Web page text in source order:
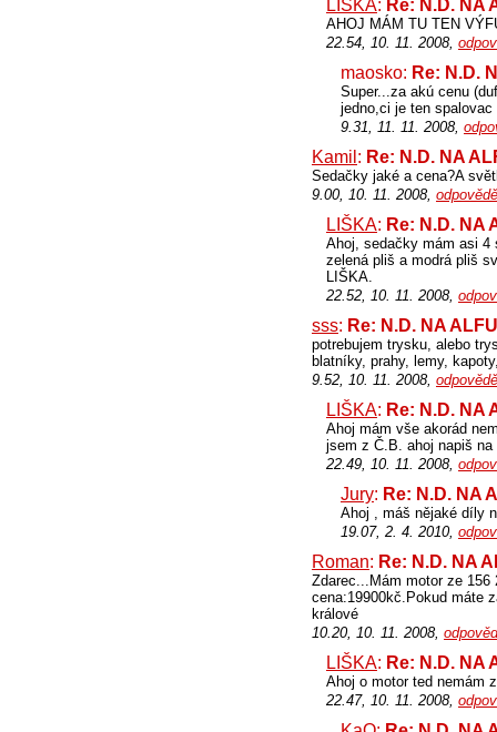
LIŠKA: Re: N.D. NA
AHOJ MÁM TU TEN
22.54, 10. 11. 2008,
maosko: Re: N.D.
Super...za akú cenu
jedno,ci je ten
9.31, 11. 11. 2008,
Kamil : Re: N.D. NA
Sedačky jaké a cena?A
9.00, 10. 11. 2008,
LIŠKA: Re: N.D. NA
Ahoj, sedačky mám asi 4
zelená pliš a modrá pliš
LIŠKA.
22.52, 10. 11. 2008,
sss: Re: N.D. NA
potrebujem trysku, alebo
blatníky, prahy, lemy,
9.52, 10. 11. 2008,
LIŠKA: Re: N.D. NA
Ahoj mám vše akorád
jsem z Č.B. ahoj napiš
22.49, 10. 11. 2008,
Jury: Re: N.D. NA
Ahoj , máš nějaké díly
19.07, 2. 4. 2010,
Roman: Re: N.D. NA
Zdarec...Mám motor ze
cena:19900kč.Pokud máte
králové
10.20, 10. 11. 2008,
LIŠKA: Re: N.D. NA
Ahoj o motor ted nemám
22.47, 10. 11. 2008,